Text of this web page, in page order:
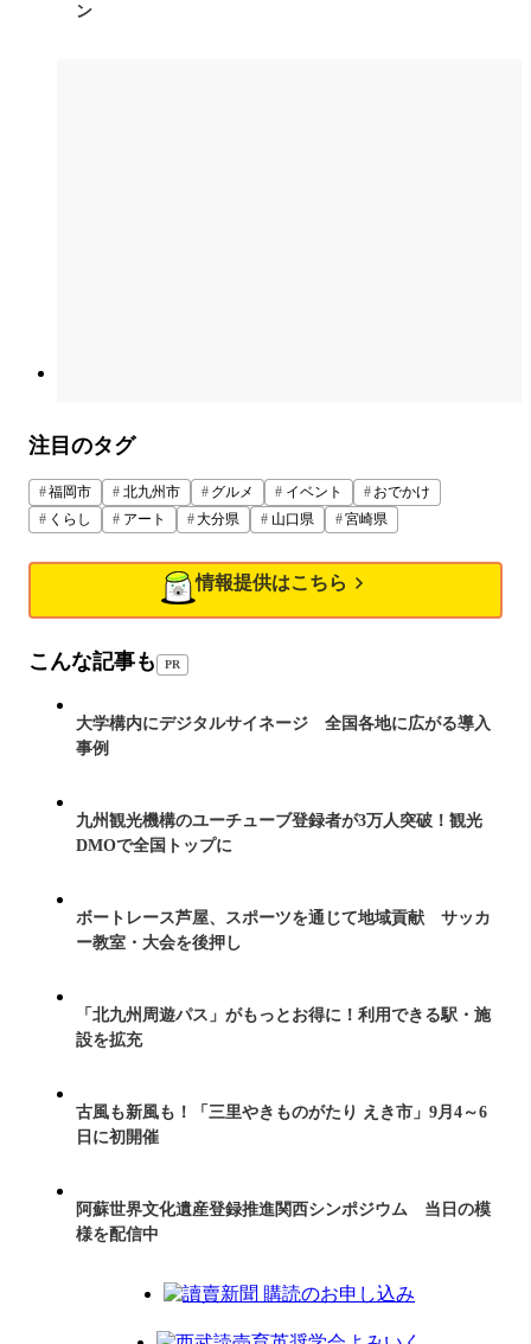
ン
注目のタグ
福岡市 北九州市 グルメ イベント
おでかけ
くらし
アート 大分県 山口県 宮崎県
情報提供はこちら
こんな記事も PR
大学構内にデジタルサイネージ 全国各地に広がる導入
事例
九州観光機構のユーチューブ登録者が3万人突破！観光
DMOで全国トップに
ボートレース芦屋、スポーツを通じて地域貢献 サッカ
ー教室・大会を後押し
「北九州周遊パス」がもっとお得に！利用できる駅・施
設を拡充
古風も新風も！「三里やきものがたり えき市」9月4～6
日に初開催
阿蘇世界文化遺産登録推進関西シンポジウム 当日の模
様を配信中